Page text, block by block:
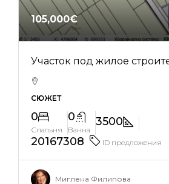
105,000€
Участок под жилое
СЮЖЕТ
0
Спальня
0
Ванна
3500
20167308
ID предложения
Миглена Филипова